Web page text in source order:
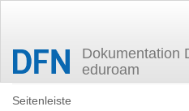
Dokumentation
eduroam
Zuletzt angesehen
Seitenleiste